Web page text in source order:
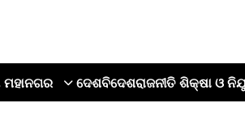
ମହାନଗର ଦେଶବିଦେଶରାଜନୀତି ଶିକ୍ଷା ଓ